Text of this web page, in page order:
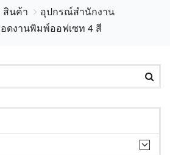
สินค้า
อุปกรณ์สำนักงาน
ดงานพิมพ์ออฟเซท 4 สี